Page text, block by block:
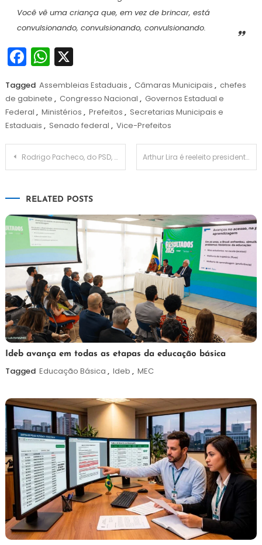
Você vê uma criança que, em vez de brincar, está
convulsionando, convulsionando, convulsionando.
Facebook
WhatsApp
X
Tagged Assembleias Estaduais , Câmaras Municipais , chefes
de gabinete , Congresso Nacional , Governos Estadual e
Federal , Ministérios , Prefeitos , Secretarias Municipais e
Estaduais , Senado federal , Vice-Prefeitos
Navegação
Rodrigo Pacheco, do PSD, é reeleito e comandará Senado até 2025 Arthur Lira é reeleito presidente da Câmara com 464 votos
RELATED POSTS
6
de
agosto
2026
Maurilio
Ideb avança em todas as etapas da educação básica
Tagged Educação Básica , Ideb , MEC